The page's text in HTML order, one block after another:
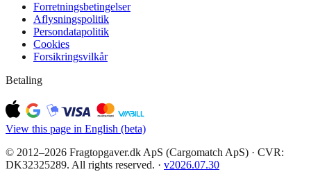
Forretningsbetingelser
Aflysningspolitik
Persondatapolitik
Cookies
Forsikringsvilkår
Betaling
View this page in English (beta)
© 2012–2026 Fragtopgaver.dk ApS (Cargomatch ApS) · CVR:
DK32325289. All rights reserved. · v2026.07.30